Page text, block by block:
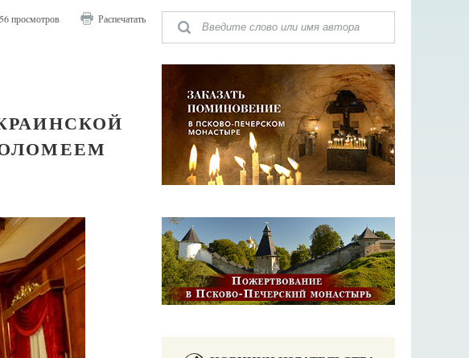
просмотров Распечатать